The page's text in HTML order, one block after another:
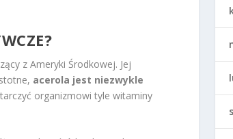
z Ameryki Środkowej. Jej
acerola jest niezwykle
organizmowi tyle witaminy